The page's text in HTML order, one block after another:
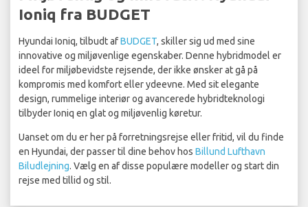
Ioniq fra BUDGET
Hyundai Ioniq, tilbudt afBUDGET, skiller sig ud med sine
innovative og miljøvenlige egenskaber. Denne hybridmodel er
ideel for miljøbevidste rejsende, der ikke ønsker at gå på
kompromis med komfort eller ydeevne. Med sit elegante
design, rummelige interiør og avancerede hybridteknologi
tilbyder Ioniq en glat og miljøvenlig køretur.
Uanset om du er her på forretningsrejse eller fritid, vil du finde
en Hyundai, der passer til dine behov hos Billund Lufthavn
Biludlejning. Vælg en af disse populære modeller og start din
rejse med tillid og stil.